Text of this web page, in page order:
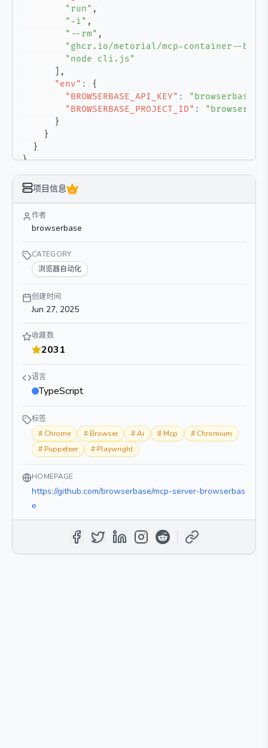
"run" ,
"-i" ,
"--rm" ,
"ghcr.io/metorial/mcp-container--
"node cli.js"
,
"env" :
{
"BROWSERBASE_API_KEY" :
"browserbase-
"BROWSERBASE_PROJECT_ID" :
}
}
}
}
项目信息
作者
browserbase
CATEGORY
浏览器自动化
创建时间
Jun 27, 2025
收藏数
2031
语言
TypeScript
标签
# Chrome # Browser #Ai # Mcp # Chromium
# Puppeteer # Playwright
HOMEPAGE
https://github.com/browserbase/mcp-server-browserbas
e